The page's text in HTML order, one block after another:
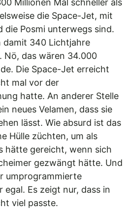
Millionen Mal schneller als
die Space-Jet, mit
die Posmi unterwegs sind.
damit 340 Lichtjahre
Nö, das wären 34.000
Die Space-Jet erreicht
mal vor der
hatte. An anderer Stelle
neues Velamen, dass sie
lässt. Wie absurd ist das
Hülle züchten, um als
hätte gereicht, wenn sich
gezwängt hätte. Und
umprogrammierte
Es zeigt nur, dass in
viel passte.